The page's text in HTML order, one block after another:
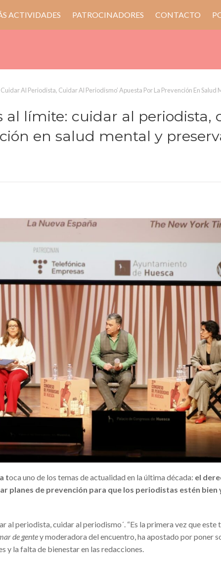
ACTIVIDADES PATROCINADORES CONTACTO
Al Periodista, Cuidar Al Periodismo’ Apuesta Por La Prevención En
al límite: cuidar al periodista,
en salud mental y
toca uno de los temas de actualidad en la última década: el
planes de prevención para que los periodistas estén bien
al periodista, cuidar al periodismo´. “Es la primera vez que este
de gentey moderadora del encuentro, ha apostado por poner
y la falta de bienestar en las redacciones.